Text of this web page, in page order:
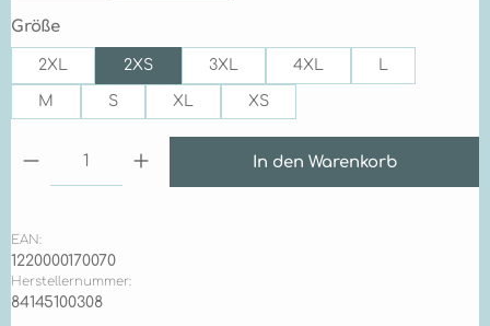
Größeauswählen
2XL 2XS 3XL 4XL L
M S XL XS
Produkt Anzahl: Gib den gewünschten Wert
In den Warenkorb
EAN:
1220000170070
Herstellernummer:
84145100308